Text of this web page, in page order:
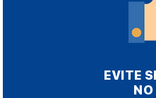
EVITE
NO